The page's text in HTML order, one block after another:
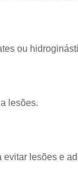
ou
lesões.
lesões e